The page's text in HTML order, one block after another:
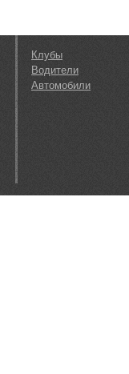
Клубы
Водители
Автомобили